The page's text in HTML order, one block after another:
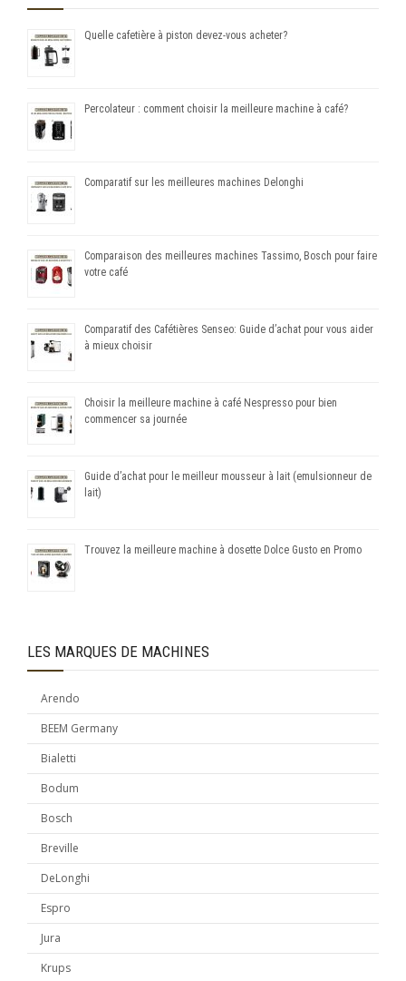
Quelle cafetière à piston devez-vous acheter?
Percolateur : comment choisir la meilleure machine à café?
Comparatif sur les meilleures machines Delonghi
Comparaison des meilleures machines Tassimo, Bosch pour faire
votre café
Comparatif des Cafétières Senseo: Guide d’achat pour vous aider
à mieux choisir
Choisir la meilleure machine à café Nespresso pour bien
commencer sa journée
Guide d’achat pour le meilleur mousseur à lait (emulsionneur de
lait)
Trouvez la meilleure machine à dosette Dolce Gusto en Promo
LES MARQUES DE MACHINES
Arendo
BEEM Germany
Bialetti
Bodum
Bosch
Breville
DeLonghi
Espro
Jura
Krups